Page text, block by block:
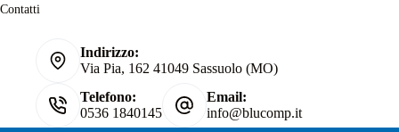
Contatti
Indirizzo:
Via Pia, 162 41049 Sassuolo (MO)
Telefono:
0536 1840145
Email:
info@blucomp.it